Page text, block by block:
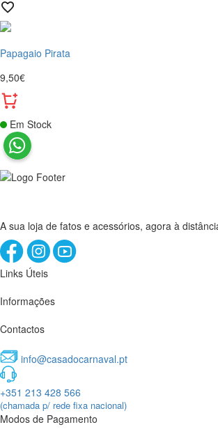
Papagaio Pirata
9,50€
Em Stock
A sua loja de fatos e acessórios, agora à
Links Úteis
Informações
Contactos
info@casadocarnaval.pt
+351 213 428 566
(chamada p/ rede fixa nacional)
Modos de Pagamento